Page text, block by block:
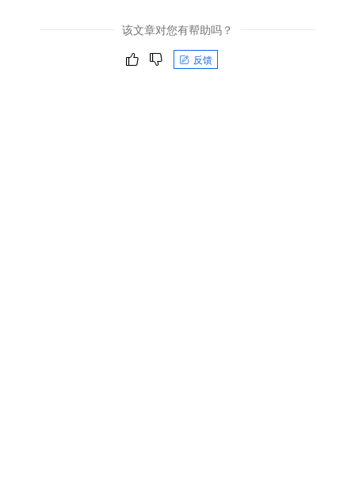
该文章对您有帮助吗？
反馈